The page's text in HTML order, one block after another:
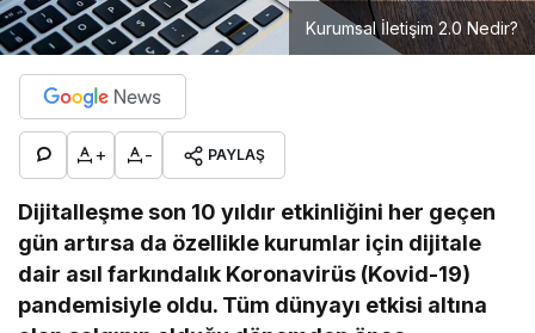
Kurumsal İletişim 2.0 Nedir?
+ - PAYLAŞ
Dijitalleşme son 10 yıldır etkinliğini her geçen
gün artırsa da özellikle kurumlar için dijitale
dair asıl farkındalık Koronavirüs (Kovid-19)
pandemisiyle oldu. Tüm dünyayı etkisi altına